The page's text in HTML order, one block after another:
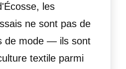
les
ne sont pas de
de mode — ils sont
textile parmi